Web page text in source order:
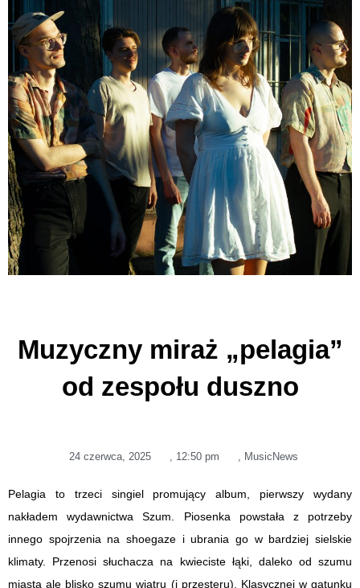
Muzyczny miraż „pelagia”
od zespołu duszno
24 czerwca, 2025 , 12:50 pm , MusicNews
Pelagia to trzeci singiel promujący album, pierwszy wydany
nakładem wydawnictwa Szum. Piosenka powstała z potrzeby
innego spojrzenia na shoegaze i ubrania go w bardziej sielskie
klimaty. Przenosi słuchacza na kwieciste łąki, daleko od szumu
miasta ale blisko szumu wiatru (i przesteru). Klasycznej w gatunku